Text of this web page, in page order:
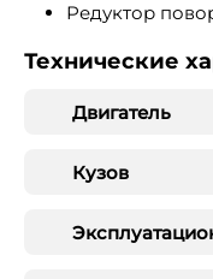
Редуктор
Технические
Двигатель
Кузов